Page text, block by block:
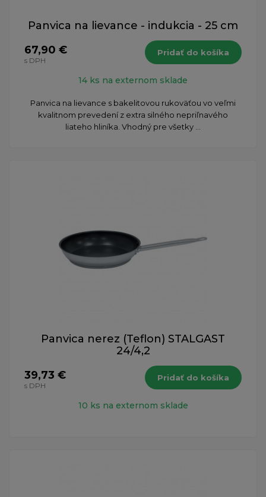
Panvica na lievance - indukcia - 25 cm
67,90 €
s DPH
Pridať do košíka
14 ks na externom sklade
Panvica na lievance s bakelitovou rukoväťou vo veľmi
kvalitnom prevedení z extra silného nepriľnavého
liateho hliníka. Vhodný pre všetky ...
Panvica nerez (Teflon) STALGAST
24/4,2
39,73 €
s DPH
Pridať do košíka
10 ks na externom sklade